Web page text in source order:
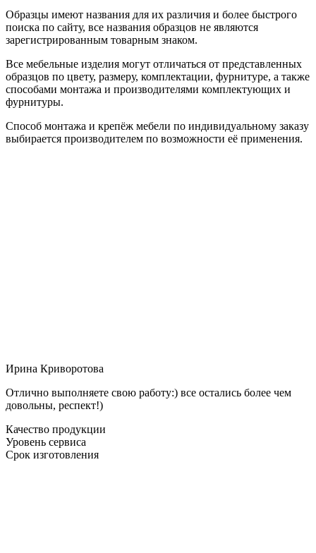
Образцы имеют названия для их различия и более быстрого
поиска по сайту, все названия образцов не являются
зарегистрированным товарным знаком.
Все мебельные изделия могут отличаться от представленных
образцов по цвету, размеру, комплектации, фурнитуре, а также
способами монтажа и производителями комплектующих и
фурнитуры.
Способ монтажа и крепёж мебели по индивидуальному заказу
выбирается производителем по возможности её применения.
Ирина Криворотова
Отлично выполняете свою работу:) все остались более чем
довольны, респект!)
Качество продукции
Уровень сервиса
Срок изготовления